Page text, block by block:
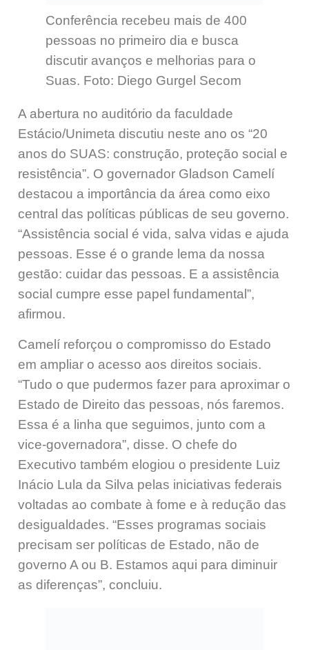
Conferência recebeu mais de 400
pessoas no primeiro dia e busca
discutir avanços e melhorias para o
Suas. Foto: Diego Gurgel Secom
A abertura no auditório da faculdade
Estácio/Unimeta discutiu neste ano os “20
anos do SUAS: construção, proteção social e
resistência”. O governador Gladson Camelí
destacou a importância da área como eixo
central das políticas públicas de seu governo.
“Assistência social é vida, salva vidas e ajuda
pessoas. Esse é o grande lema da nossa
gestão: cuidar das pessoas. E a assistência
social cumpre esse papel fundamental”,
afirmou.
Camelí reforçou o compromisso do Estado
em ampliar o acesso aos direitos sociais.
“Tudo o que pudermos fazer para aproximar o
Estado de Direito das pessoas, nós faremos.
Essa é a linha que seguimos, junto com a
vice-governadora”, disse. O chefe do
Executivo também elogiou o presidente Luiz
Inácio Lula da Silva pelas iniciativas federais
voltadas ao combate à fome e à redução das
desigualdades. “Esses programas sociais
precisam ser políticas de Estado, não de
governo A ou B. Estamos aqui para diminuir
as diferenças”, concluiu.